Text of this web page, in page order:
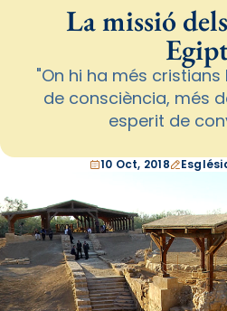
La missió
"On hi ha més
de consciència, més
esperit de
10 Oct, 2018